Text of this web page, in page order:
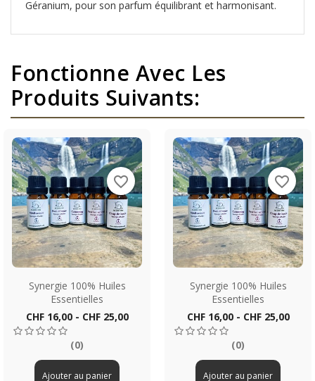
Géranium, pour son parfum équilibrant et harmonisant.
Fonctionne Avec Les
Produits Suivants:
Synergie 100% Huiles
Essentielles
Prix
CHF 16,00 - CHF 25,00
(0)
Ajouter au panier
favorite_border
Synergie 100% Huiles
Essentielles
Prix
CHF 16,00 - CHF 25,00
(0)
Ajouter au panier
favorite_border